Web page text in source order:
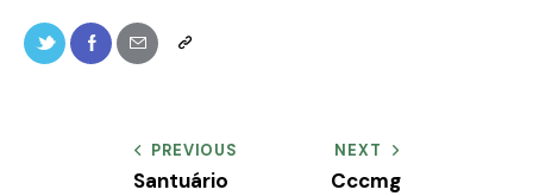
PREVIOUS
Santuário
NEXT
Cccmg